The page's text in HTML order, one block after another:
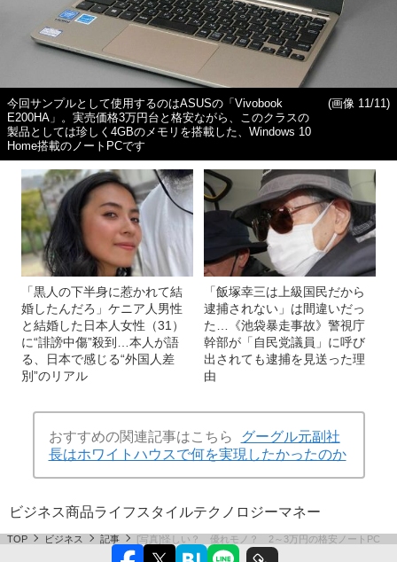
今回サンプルとして使用するのはASUSの「Vivobook
E200HA」。実売価格3万円台と格安ながら、このクラスの
製品としては珍しく4GBのメモリを搭載した、Windows 10
Home搭載のノートPCです
(画像 11/11)
「黒人の下半身に惹かれて結
婚したんだろ」ケニア人男性
と結婚した日本人女性（31）
に“誹謗中傷”殺到…本人が語
る、日本で感じる“外国人差
別”のリアル
「飯塚幸三は上級国民だから
逮捕されない」は間違いだっ
た…《池袋暴走事故》警視庁
幹部が「自民党議員」に呼び
出されても逮捕を見送った理
由
おすすめの関連記事はこちら
グーグル元副社
長はホワイトハウスで何を実現したかったのか
ビジネス商品ライフスタイルテクノロジーマネー
TOP ビジネス 記事 [写真]怪しい？ 優れモノ？ 2～3万円の格安ノートPC